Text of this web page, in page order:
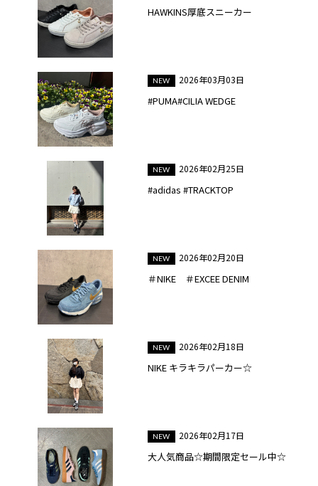
HAWKINS厚底スニーカー
2026年03月03日
#PUMA#CILIA WEDGE
2026年02月25日
#adidas #TRACKTOP
2026年02月20日
＃NIKE ＃EXCEE DENIM
2026年02月18日
NIKE キラキラパーカー☆
2026年02月17日
大人気商品☆期間限定セール中☆